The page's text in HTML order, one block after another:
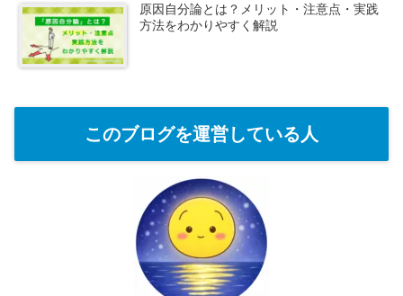
原因自分論とは？メリット・注意点・実践
方法をわかりやすく解説
このブログを運営している人